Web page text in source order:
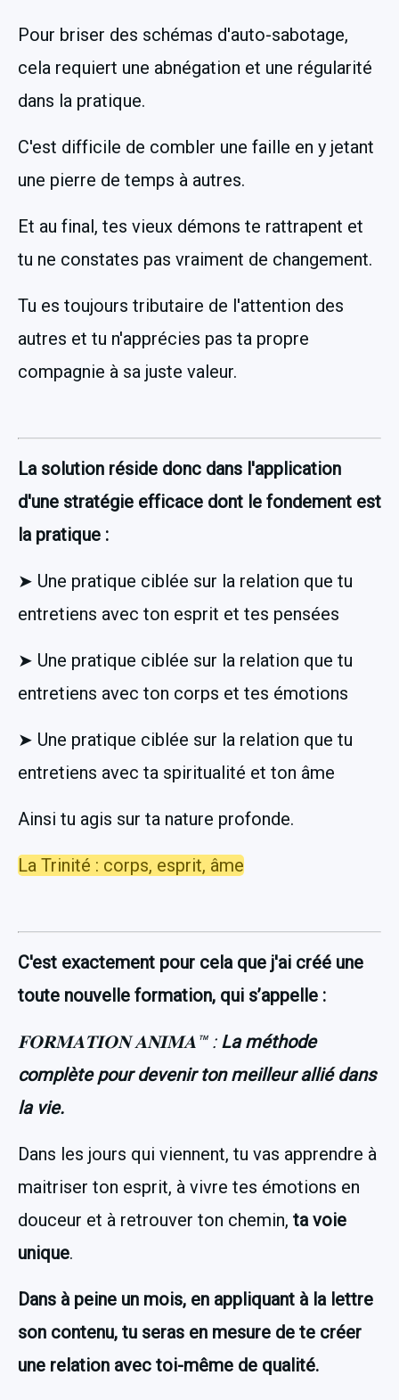
Pour briser des schémas d'auto-sabotage,
cela requiert une abnégation et une régularité
dans la pratique.
C'est difficile de combler une faille en y jetant
une pierre de temps à autres.
Et au final, tes vieux démons te rattrapent et
tu ne constates pas vraiment de changement.
Tu es toujours tributaire de l'attention des
autres et tu n'apprécies pas ta propre
compagnie à sa juste valeur.
La solution réside donc dans l'application
d'une stratégie efficace dont le fondement est
la pratique :
➤ Une pratique ciblée sur la relation que tu
entretiens avec ton esprit et tes pensées
➤ Une pratique ciblée sur la relation que tu
entretiens avec ton corps et tes émotions
➤ Une pratique ciblée sur la relation que tu
entretiens avec ta spiritualité et ton âme
Ainsi tu agis sur ta nature profonde.
La Trinité : corps, esprit, âme
C'est exactement pour cela que j'ai créé une
toute nouvelle formation, qui s’appelle :
𝐅𝐎𝐑𝐌𝐀𝐓𝐈𝐎𝐍 𝐀𝐍𝐈𝐌𝐀™ : La méthode
complète pour devenir ton meilleur allié dans
la vie.
Dans les jours qui viennent, tu vas apprendre à
maitriser ton esprit, à vivre tes émotions en
douceur et à retrouver ton chemin, ta voie
unique.
Dans à peine un mois, en appliquant à la lettre
son contenu, tu seras en mesure de te créer
une relation avec toi-même de qualité.